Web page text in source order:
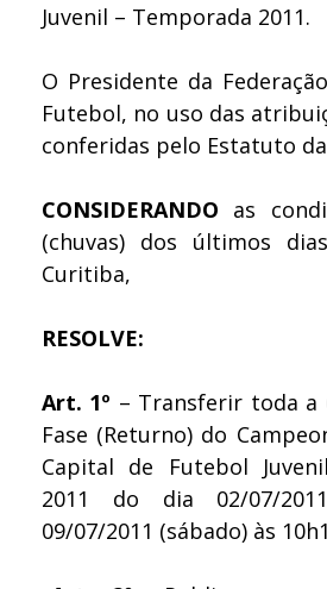
Juvenil – Temporada 2011.
O Presidente da
Futebol, no uso das
conferidas pelo Estatuto
CONSIDERANDO as
(chuvas) dos últimos
Curitiba,
RESOLVE:
Art. 1º – Transferir toda a
Fase (Returno) do
Capital de Futebol
2011 do dia 02/07/
09/07/2011 (sábado) às